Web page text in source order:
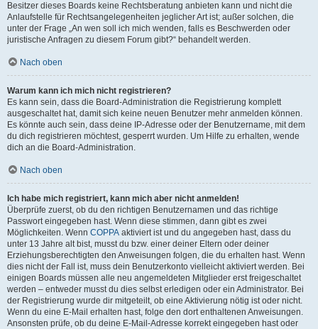
Besitzer dieses Boards keine Rechtsberatung anbieten kann und nicht die
Anlaufstelle für Rechtsangelegenheiten jeglicher Art ist; außer solchen, die
unter der Frage „An wen soll ich mich wenden, falls es Beschwerden oder
juristische Anfragen zu diesem Forum gibt?“ behandelt werden.
Nach oben
Warum kann ich mich nicht registrieren?
Es kann sein, dass die Board-Administration die Registrierung komplett
ausgeschaltet hat, damit sich keine neuen Benutzer mehr anmelden können.
Es könnte auch sein, dass deine IP-Adresse oder der Benutzername, mit dem
du dich registrieren möchtest, gesperrt wurden. Um Hilfe zu erhalten, wende
dich an die Board-Administration.
Nach oben
Ich habe mich registriert, kann mich aber nicht anmelden!
Überprüfe zuerst, ob du den richtigen Benutzernamen und das richtige
Passwort eingegeben hast. Wenn diese stimmen, dann gibt es zwei
Möglichkeiten. Wenn COPPA aktiviert ist und du angegeben hast, dass du
unter 13 Jahre alt bist, musst du bzw. einer deiner Eltern oder deiner
Erziehungsberechtigten den Anweisungen folgen, die du erhalten hast. Wenn
dies nicht der Fall ist, muss dein Benutzerkonto vielleicht aktiviert werden. Bei
einigen Boards müssen alle neu angemeldeten Mitglieder erst freigeschaltet
werden – entweder musst du dies selbst erledigen oder ein Administrator. Bei
der Registrierung wurde dir mitgeteilt, ob eine Aktivierung nötig ist oder nicht.
Wenn du eine E-Mail erhalten hast, folge den dort enthaltenen Anweisungen.
Ansonsten prüfe, ob du deine E-Mail-Adresse korrekt eingegeben hast oder